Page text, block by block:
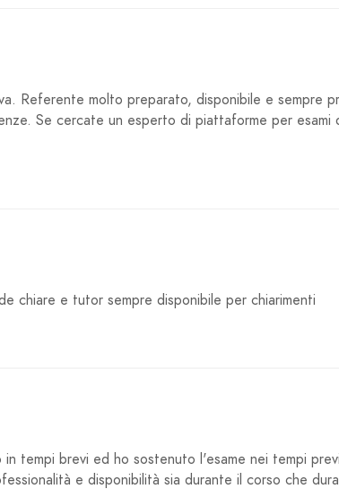
Referente molto preparato, disponibile e sempre
Se cercate un esperto di piattaforme per
chiare e tutor sempre disponibile per chiarimenti
tempi brevi ed ho sostenuto l'esame nei tempi
e disponibilità sia durante il corso che